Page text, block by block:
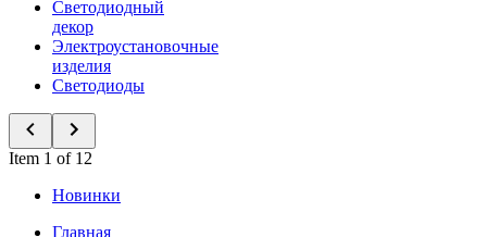
Светодиодный
декор
Электроустановочные
изделия
Светодиоды
Item 1 of 12
Новинки
Главная